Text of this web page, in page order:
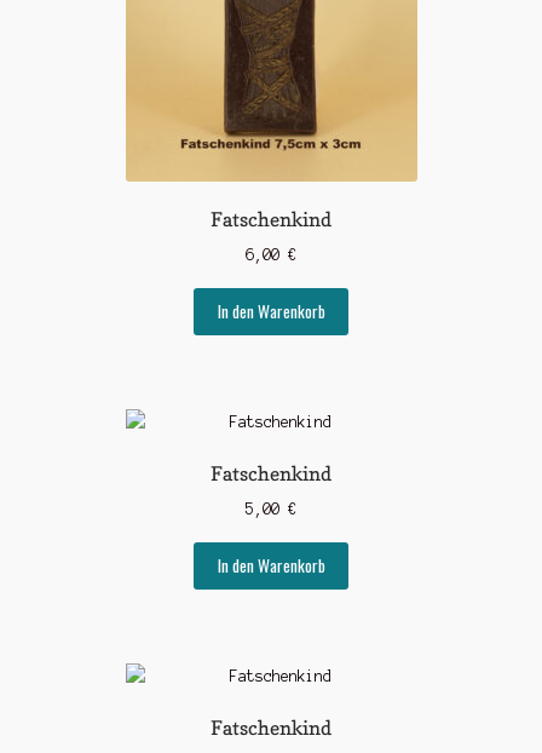
Fatschenkind
6,00 €
In den Warenkorb
Fatschenkind
5,00 €
In den Warenkorb
Fatschenkind